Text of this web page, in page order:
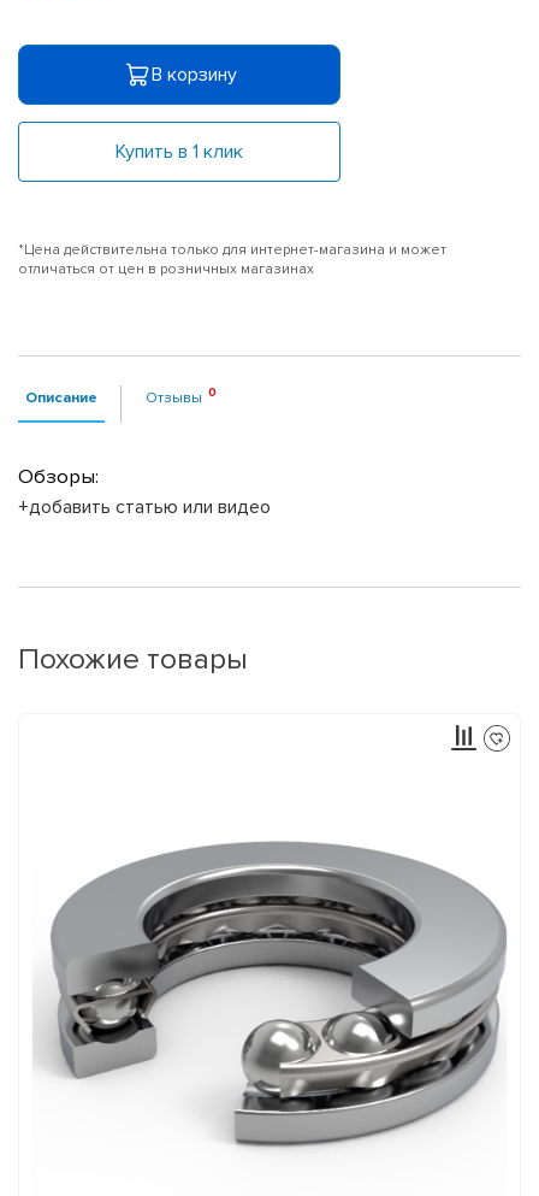
В корзину
Купить в 1 клик
*Цена действительна только для интернет-магазина и может
отличаться от цен в розничных магазинах
Описание Отзывы
Обзоры:
+добавить статью или видео
Похожие товары